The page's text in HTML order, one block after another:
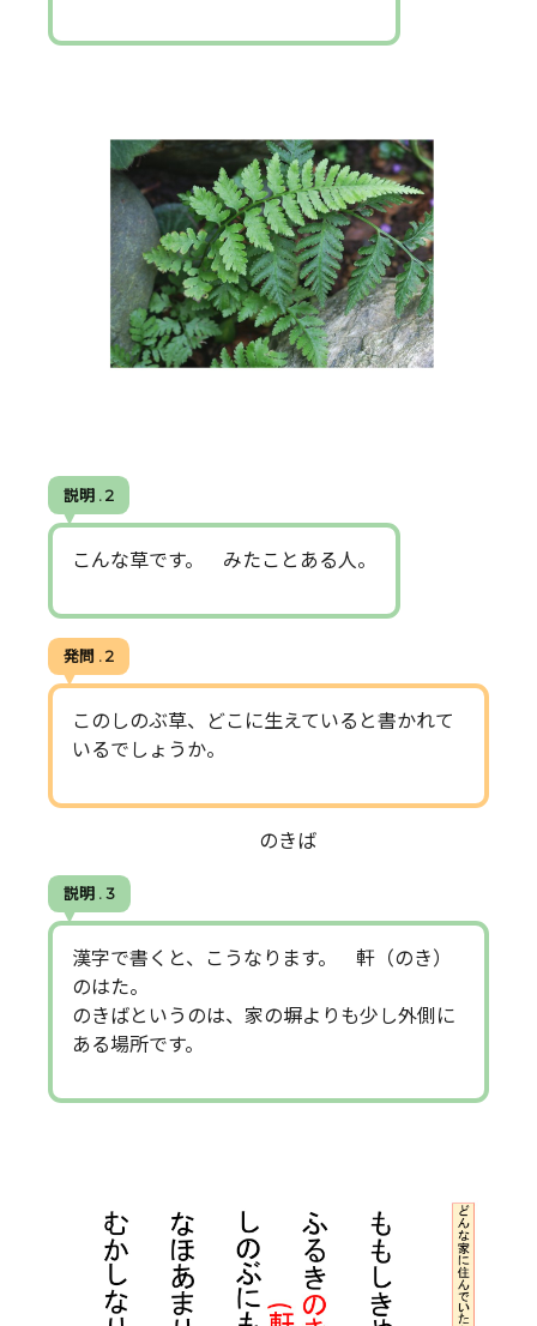
説明 . 2
こんな草です。 みたことある人。
発問 . 2
このしのぶ草、どこに生えていると書かれて
いるでしょうか。
のきば
説明 . 3
漢字で書くと、こうなります。 軒（のき）
のはた。
のきばというのは、家の塀よりも少し外側に
ある場所です。